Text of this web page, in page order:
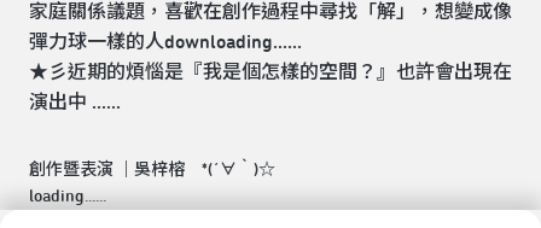
家庭關係議題，喜歡在創作過程中尋找「解」，想變成像
彈力球一樣的人downloading......
★彡近期的煩惱是『我是個怎樣的空間？』也許會出現在
演出中 ......
創作暨表演 ｜吳梓榕 *(´∀｀)☆
loading......